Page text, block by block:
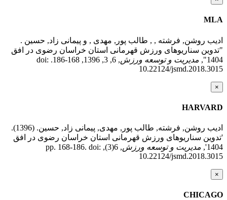
MLA
ادیب روشن, فرشته , , طالب پور, مهدی , و پیمانی زاد, حسین .
"تدوین سناریوهای ورزش قهرمانی استان خراسان رضوی در افق
1404",
مدیریت و توسعه ورزش
, 6, 3, 1396, 168-186. doi:
10.22124/jsmd.2018.3015
×
HARVARD
ادیب روشن, فرشته, طالب پور, مهدی, پیمانی زاد, حسین. (1396).
'تدوین سناریوهای ورزش قهرمانی استان خراسان رضوی در افق
1404',
مدیریت و توسعه ورزش
, 6(3), pp. 168-186. doi:
10.22124/jsmd.2018.3015
×
CHICAGO